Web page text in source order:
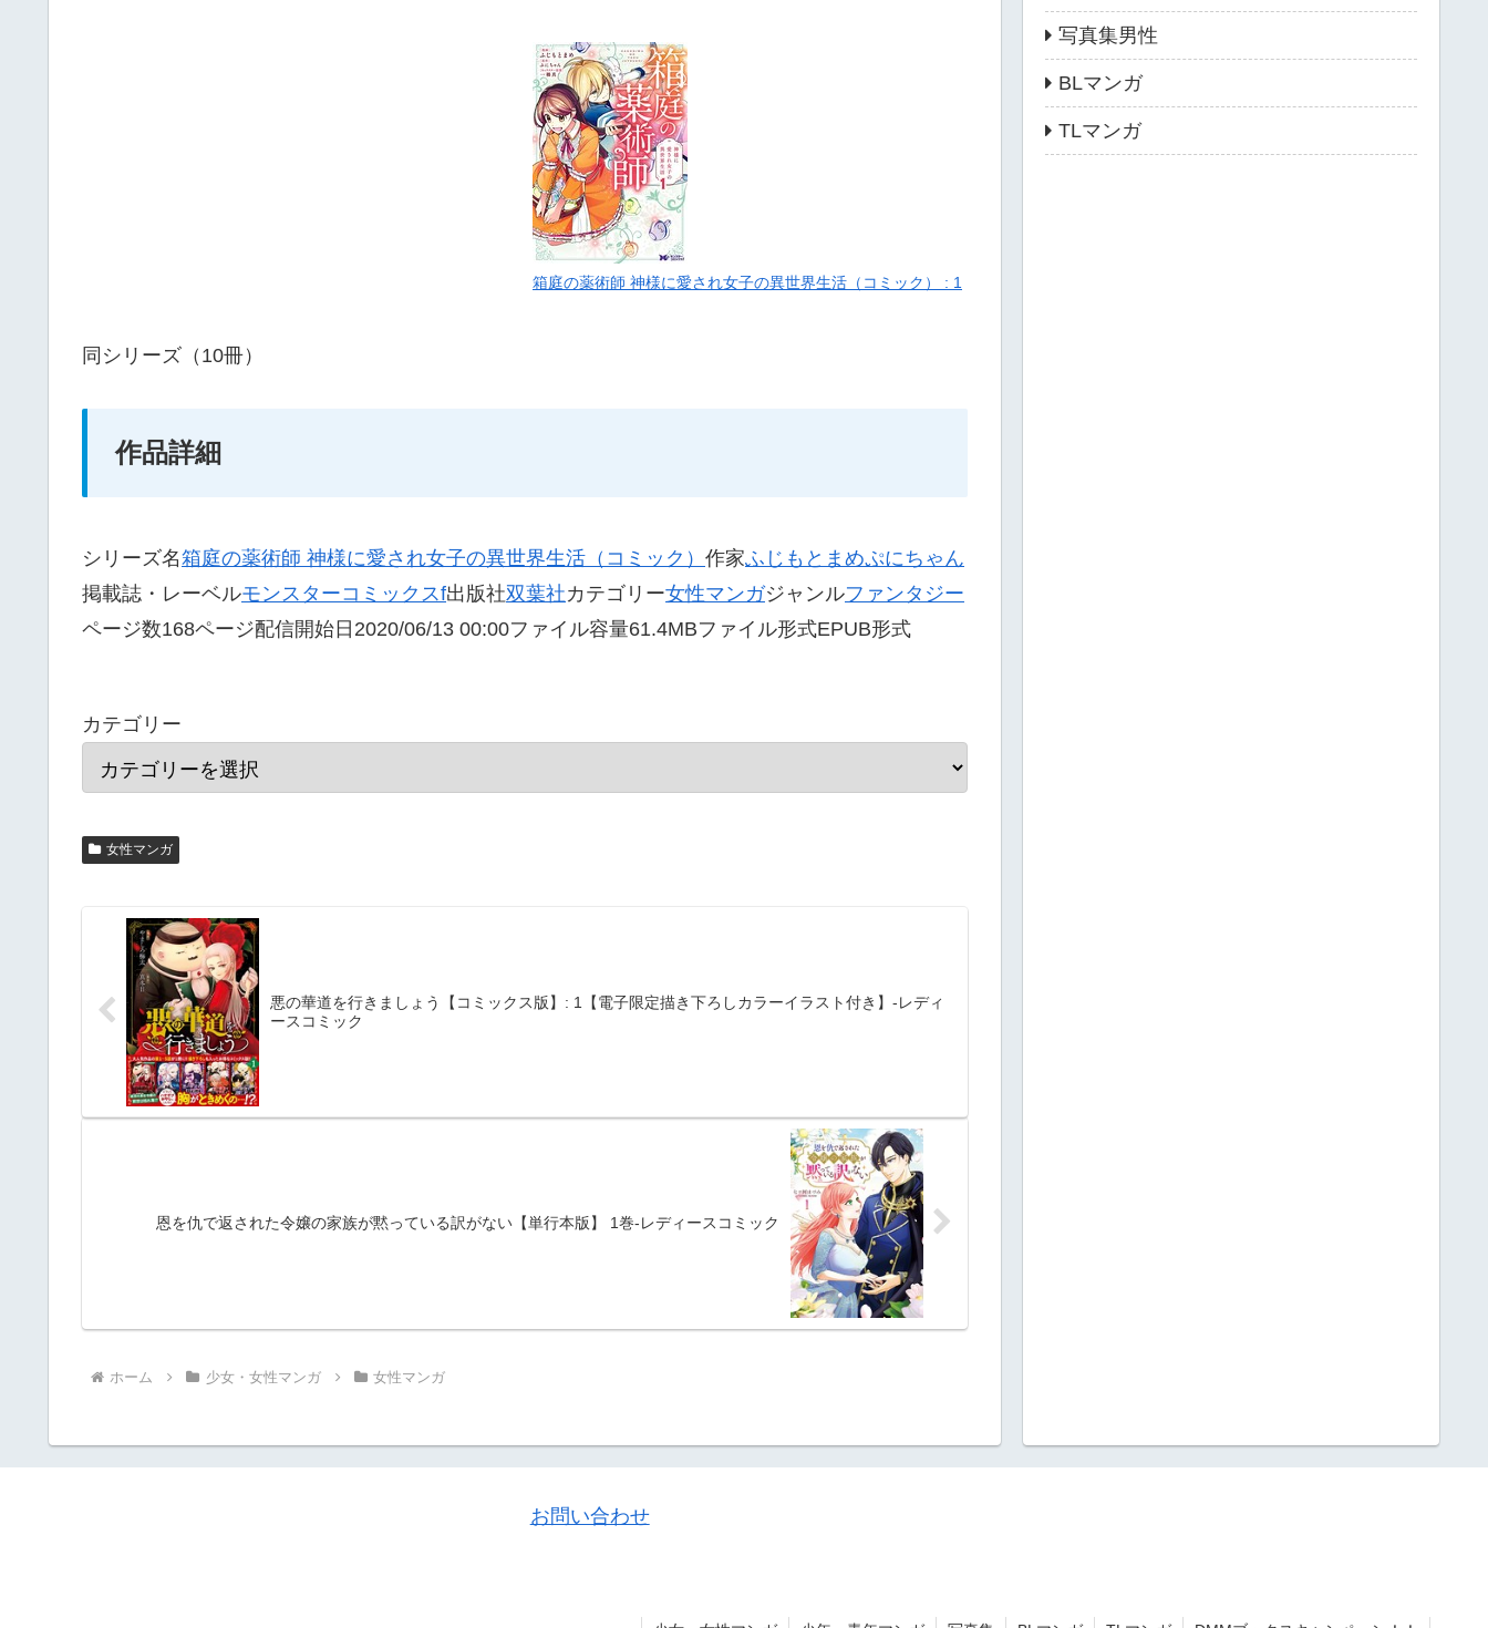
箱庭の薬術師 神様に愛され女子の異世界生活（コミック） : 1
同シリーズ（10冊）
作品詳細
シリーズ名箱庭の薬術師 神様に愛され女子の異世界生活（コミック） 作家ふじもとまめぷにちゃん
掲載誌・レーベルモンスターコミックスf出版社双葉社カテゴリー女性マンガジャンルファンタジー
ページ数168ページ配信開始日2020/06/13 00:00ファイル容量61.4MBファイル形式EPUB形式
カテゴリー
女性マンガ
悪の華道を行きましょう【コミックス版】: 1【電子限定描き下ろしカラーイラスト付き】-レディ
ースコミック
恩を仇で返された令嬢の家族が黙っている訳がない【単行本版】 1巻-レディースコミック
ホーム 少女・女性マンガ 女性マンガ
写真集男性
BLマンガ
TLマンガ
お問い合わせ